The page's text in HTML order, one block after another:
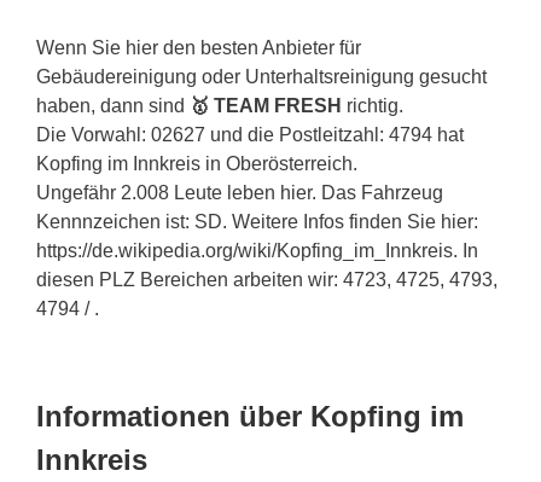
Wenn Sie hier den besten Anbieter für
Gebäudereinigung oder Unterhaltsreinigung gesucht
haben, dann sind 🥇 TEAM FRESH richtig.
Die Vorwahl: 02627 und die Postleitzahl: 4794 hat
Kopfing im Innkreis in Oberösterreich.
Ungefähr 2.008 Leute leben hier. Das Fahrzeug
Kennnzeichen ist: SD. Weitere Infos finden Sie hier:
https://de.wikipedia.org/wiki/Kopfing_im_Innkreis. In
diesen PLZ Bereichen arbeiten wir: 4723, 4725, 4793,
4794 / .
Informationen über Kopfing im
Innkreis